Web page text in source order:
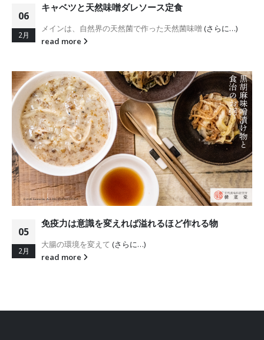
06
2月
キャベツと天然味噌ダレソース定食
メインは、自然界の天然菌で作った天然菌味噌(さらに…)
read more
05
2月
免疫力は意識を変えれば溢れるほど作れる物
大腸の環境を変えて (さらに…)
read more